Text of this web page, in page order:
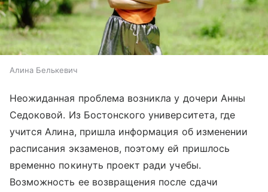
Алина Белькевич
Неожиданная проблема возникла у дочери Анны
Седоковой. Из Бостонского университета, где
учится Алина, пришла информация об изменении
расписания экзаменов, поэтому ей пришлось
временно покинуть проект ради учебы.
Возможность ее возвращения после сдачи